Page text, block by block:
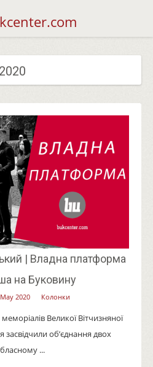
2020
| Владна платформа
на Буковину
2020 Колонки
Великої Вітчизняної
засвідчили об’єднання двох
...